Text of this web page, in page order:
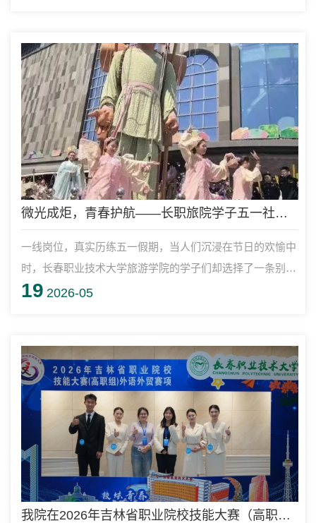
微光成炬，青春护航——长职旅院学子五一社会实践展风采
一线岗位，真实历练五一假期，当人们沉浸在节日的欢愉中
时，长春职业技术大学旅游学院的学子们却选择了一条别样
的“度假”方式——走出校园，奔赴文旅一线。学院学生科·团
有山等多个文旅场地，用专业技能和服务热情，开展社会实
践。同学们在真实场景中历练本领、厚植情怀，成为假期里
一道亮丽的青春风景线。
19 2026-05
我院在2026年吉林省职业院校技能大赛（高职组）外语外贸赛项中喜获佳绩